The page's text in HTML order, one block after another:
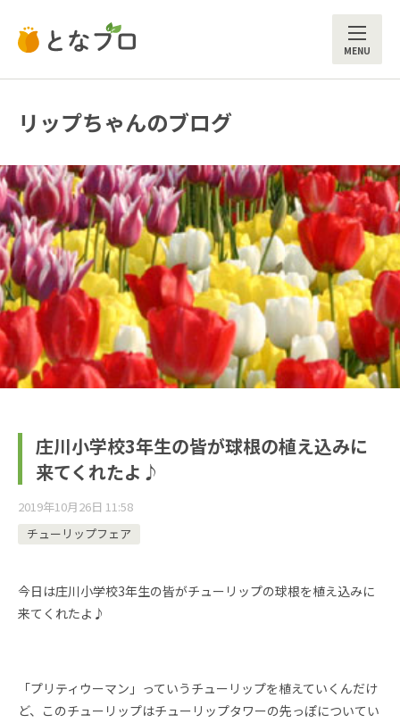
リップちゃんのブログ
庄川小学校3年生の皆が球根の植え込みに
来てくれたよ♪
2019年10月26日 11:58
チューリップフェア
今日は庄川小学校3年生の皆がチューリップの球根を植え込みに
来てくれたよ♪
「プリティウーマン」っていうチューリップを植えていくんだけ
ど、このチューリップはチューリップタワーの先っぽについてい